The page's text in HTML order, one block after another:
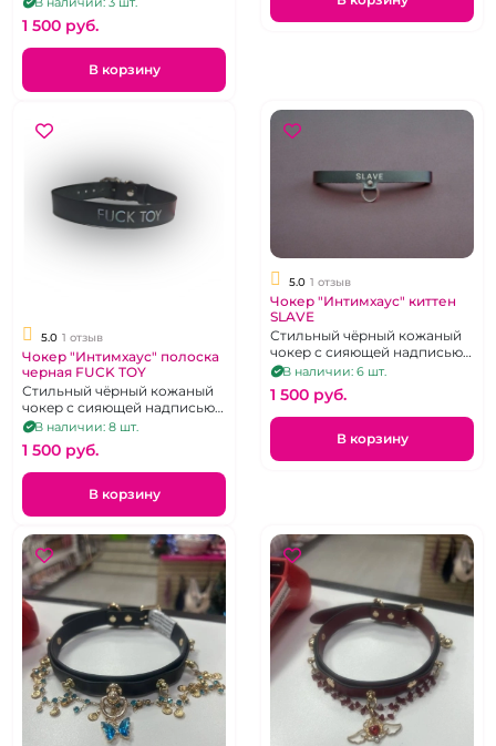
регулируется 9
положениями язычка
пряжки
1 500 pуб.
В корзину
5.0 1 отзыв
Чокер "Интимхаус" полоска
черная FUCK TOY
Стильный чёрный кожаный
чокер с сияющей надписью
Fuck Toy, регулируется 9
положениями язычка
пряжки
В наличии: 8 шт.
1 500 pуб.
В корзину
5.0 1 отзыв
Чокер "Интимхаус" киттен
SLAVE
Стильный чёрный кожаный
чокер с сияющей надписью
SLAVE, регулируется 9
положениями язычка
пряжки с колечком под
поводок.
В наличии: 6 шт.
1 500 pуб.
В корзину